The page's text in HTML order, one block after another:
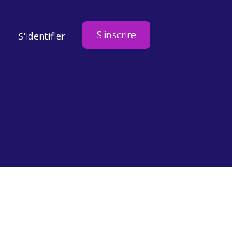
S'identifier S'inscrire